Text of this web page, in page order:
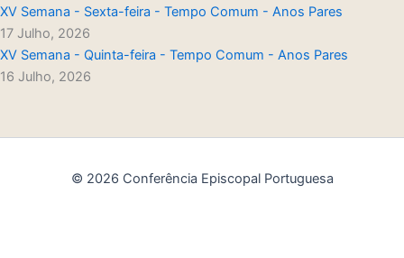
XV Semana - Sexta-feira - Tempo Comum - Anos Pares
17 Julho, 2026
XV Semana - Quinta-feira - Tempo Comum - Anos Pares
16 Julho, 2026
© 2026 Conferência Episcopal Portuguesa